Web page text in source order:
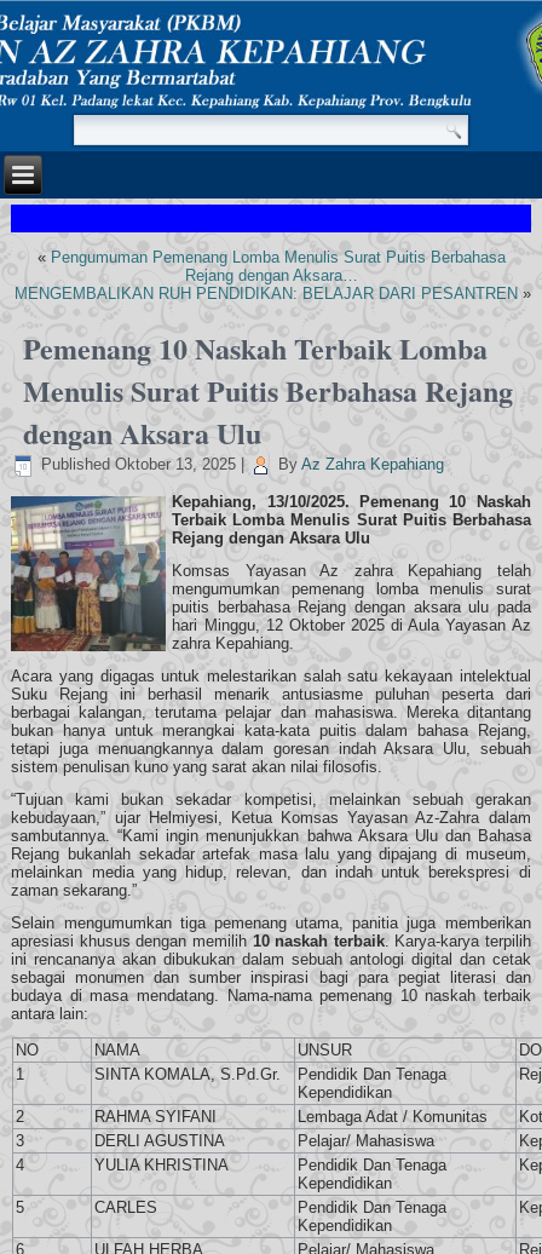
« Pengumuman Pemenang Lomba Menulis Surat Puitis Berbahasa
Rejang dengan Aksara…
MENGEMBALIKAN RUH PENDIDIKAN: BELAJAR DARI PESANTREN »
Pemenang 10 Naskah Terbaik Lomba
Menulis Surat Puitis Berbahasa Rejang
dengan Aksara Ulu
Published Oktober 13, 2025 By Az Zahra Kepahiang
Kepahiang, 13/10/2025. Pemenang 10 Naskah
Terbaik Lomba Menulis Surat Puitis Berbahasa
Rejang dengan Aksara Ulu
Komsas Yayasan Az zahra Kepahiang telah
mengumumkan pemenang lomba menulis surat
puitis berbahasa Rejang dengan aksara ulu pada
hari Minggu, 12 Oktober 2025 di Aula Yayasan Az
zahra Kepahiang.
Acara yang digagas untuk melestarikan salah satu kekayaan intelektual
Suku Rejang ini berhasil menarik antusiasme puluhan peserta dari
berbagai kalangan, terutama pelajar dan mahasiswa. Mereka ditantang
bukan hanya untuk merangkai kata-kata puitis dalam bahasa Rejang,
tetapi juga menuangkannya dalam goresan indah Aksara Ulu, sebuah
sistem penulisan kuno yang sarat akan nilai filosofis.
“Tujuan kami bukan sekadar kompetisi, melainkan sebuah gerakan
kebudayaan,” ujar Helmiyesi, Ketua Komsas Yayasan Az-Zahra dalam
sambutannya. “Kami ingin menunjukkan bahwa Aksara Ulu dan Bahasa
Rejang bukanlah sekadar artefak masa lalu yang dipajang di museum,
melainkan media yang hidup, relevan, dan indah untuk berekspresi di
zaman sekarang.”
Selain mengumumkan tiga pemenang utama, panitia juga memberikan
apresiasi khusus dengan memilih 10 naskah terbaik. Karya-karya terpilih
ini rencananya akan dibukukan dalam sebuah antologi digital dan cetak
sebagai monumen dan sumber inspirasi bagi para pegiat literasi dan
budaya di masa mendatang. Nama-nama pemenang 10 naskah terbaik
antara lain:
NO
NAMA UNSUR
1
SINTA KOMALA, S.Pd.Gr.
Pendidik Dan Tenaga
Kependidikan
2 RAHMA SYIFANI Lembaga Adat / Komunitas
3
DERLI AGUSTINA Pelajar/ Mahasiswa
4
YULIA KHRISTINA
Pendidik Dan Tenaga
Kependidikan
5 CARLES
Pendidik Dan Tenaga
Kependidikan
6
ULFAH HERBA
Pelajar/ Mahasiswa